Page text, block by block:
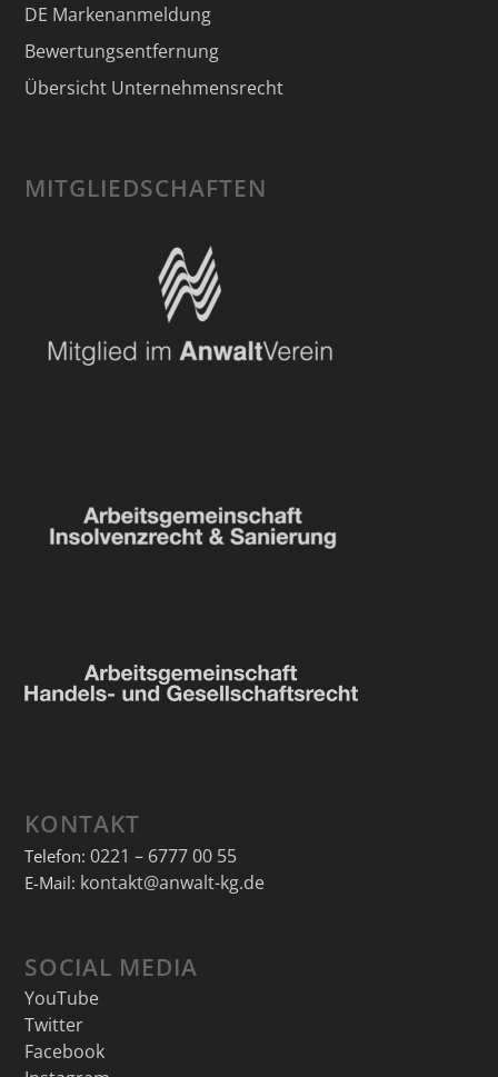
DE Markenanmeldung
Bewertungsentfernung
Übersicht Unternehmensrecht
MITGLIEDSCHAFTEN
KONTAKT
Telefon: 0221 – 6777 00 55
E-Mail: kontakt@anwalt-kg.de
SOCIAL MEDIA
YouTube
Twitter
Facebook